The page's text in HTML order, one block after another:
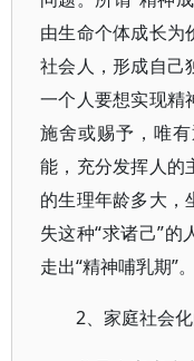
由生命个体成长为
社会人，形成自己
一个人要想实现精
施舍或赐予，唯
能，充分发挥人的
的生理年龄多大，
失这种“求诸己”
走出“精神哺乳期”。
2、家庭社会